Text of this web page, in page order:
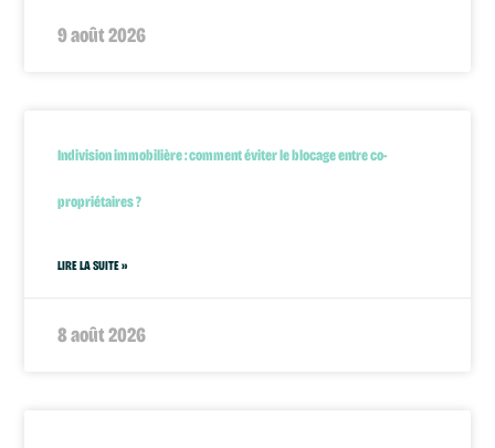
9 août 2026
Indivision immobilière : comment éviter le blocage entre co-
propriétaires ?
LIRE LA SUITE »
8 août 2026